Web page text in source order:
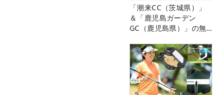
「潮来CC（茨城県）」
＆「鹿児島ガーデン
GC（鹿児島県）」の無